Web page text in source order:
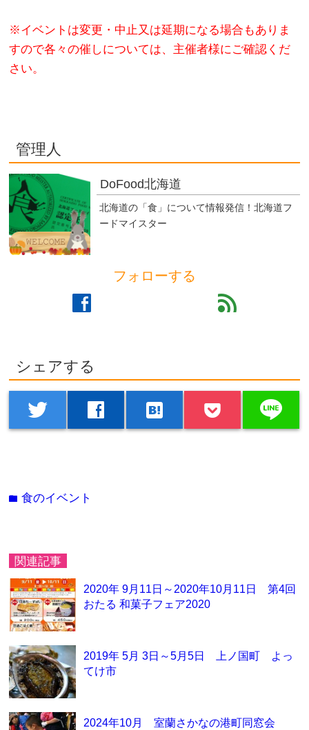
※イベントは変更・中止又は延期になる場合もありま
すので各々の催しについては、主催者様にご確認くだ
さい。
管理人
DoFood北海道
北海道の「食」について情報発信！北海道フ
ードマイスター
フォローする
facebook feed
シェアする
twitter facebook hatenabookmark line
folder食のイベント
関連記事
2020年 9月11日～2020年10月11日 第4回
おたる 和菓子フェア2020
2019年 5月 3日～5月5日 上ノ国町 よっ
てけ市
2024年10月 室蘭さかなの港町同窓会